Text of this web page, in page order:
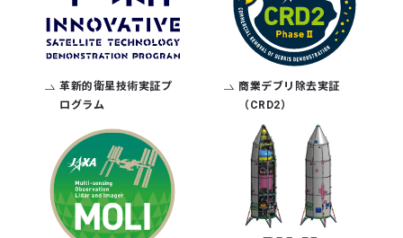
革新的衛星技術実証プ
ログラム
商業デブリ除去実証
（CRD2）